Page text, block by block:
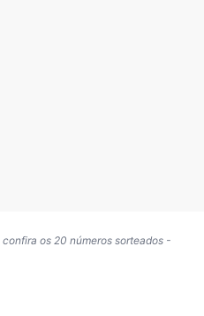
os 20 números sorteados -